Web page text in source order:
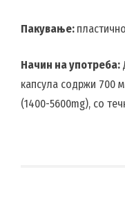
Пакување:
Начин на употреба:
капсула содржи 700
(1400-5600mg), со